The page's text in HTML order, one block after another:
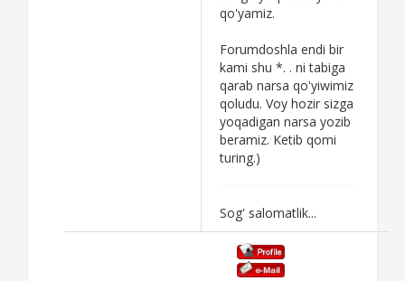
hamma dehqonlar
dalaga hiyonat
qilaversa konechno
pahta dalalariga yosh
bolalarni
chiqarishadida.
Eh.
qo'yamiz.
Forumdoshla endi bir
kami shu *. . ni tabiga
qarab narsa qo'yiwimiz
qoludu. Voy hozir sizga
yoqadigan narsa yozib
beramiz. Ketib qomi
turing.)
Sog' salomatlik...